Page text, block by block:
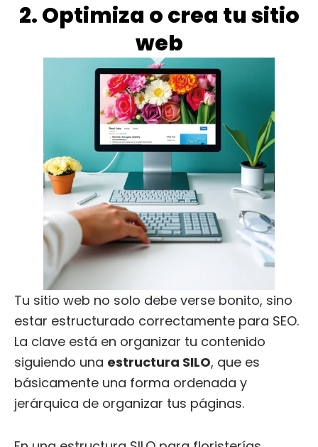
2. Optimiza o crea tu sitio
web
Tu sitio web no solo debe verse bonito, sino
estar estructurado correctamente para SEO.
La clave está en organizar tu contenido
siguiendo una estructura SILO, que es
básicamente una forma ordenada y
jerárquica de organizar tus páginas.